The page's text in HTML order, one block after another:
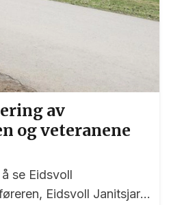
av
og veteranene
se Eidsvoll
Eidsvoll Janitsjar